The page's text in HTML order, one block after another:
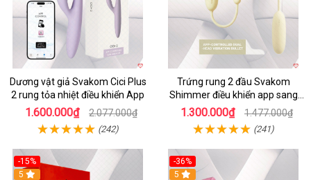
Dương vật giả Svakom Cici Plus
2 rung tỏa nhiệt điều khiển App
1.600.000₫ 2.077.000₫
(242)
Trứng rung 2 đầu Svakom
Shimmer điều khiển app sang
trọng chất lượng
1.300.000₫ 1.477.000₫
(241)
-15%
5
-36%
5